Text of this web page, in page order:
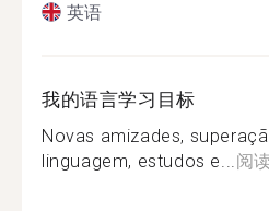
英语
我的语言学习目标
Novas amizades,
linguagem, estudos e... 阅